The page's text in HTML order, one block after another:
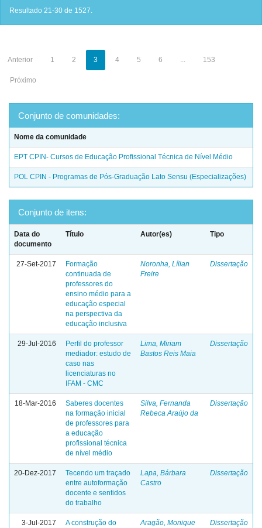
Resultado 21-30 de 1527.
Anterior 1 2 3 4 5 6 ... 153
Próximo
Conjunto de comunidades:
Nome da comunidade
EPT CPIN- Cursos de Educação Profissional Técnica de Nível Médio
POL CPIN - Programas de Pós-Graduação Lato Sensu (Especializações)
Conjunto de itens:
Data do
documento
Título Autor(es) Tipo
27-Set-2017
Formação
continuada de
professores do
ensino médio para a
educação especial
na perspectiva da
educação inclusiva
Noronha, Lílian
Freire
Dissertação
29-Jul-2016
Perfil do professor
mediador: estudo de
caso nas
licenciaturas no
IFAM - CMC
Lima, Miriam
Bastos Reis Maia
Dissertação
18-Mar-2016
Saberes docentes
na formação inicial
de professores para
a educação
profissional técnica
de nível médio
Silva, Fernanda
Rebeca Araújo da
Dissertação
20-Dez-2017
Tecendo um traçado
entre autoformação
docente e sentidos
do trabalho
Lapa, Bárbara
Castro
Dissertação
3-Jul-2017
A construção do
Aragão, Monique
Dissertação